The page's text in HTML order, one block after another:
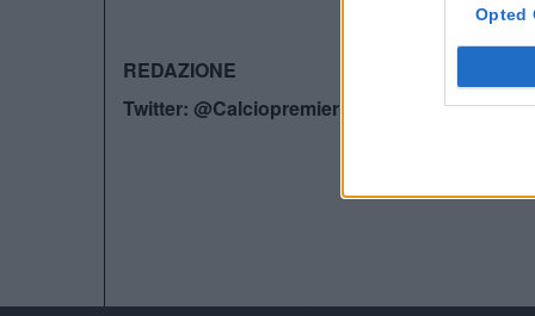
Opted
REDAZIONE
Twitter: @Calciopremier